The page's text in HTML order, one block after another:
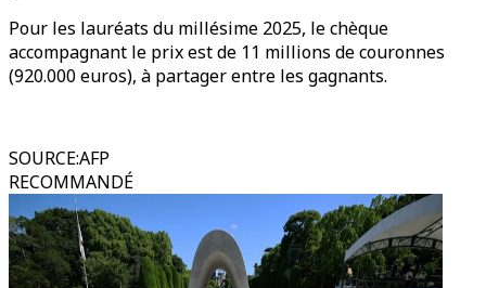
Pour les lauréats du millésime 2025, le chèque
accompagnant le prix est de 11 millions de couronnes
(920.000 euros), à partager entre les gagnants.
SOURCE:AFP
RECOMMANDÉ